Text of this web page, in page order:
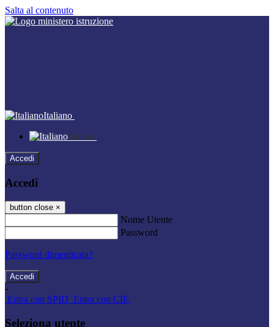
Salta al contenuto
Italiano
Italiano
Accedi
Accedi
button close ×
Nome Utente
Password
Password dimenticata?
-
Entra con SPID Entra con CIE
Seleziona utente